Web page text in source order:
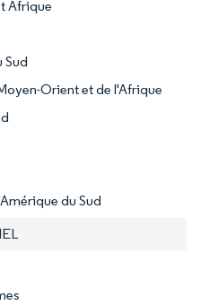
Afrique
Sud
Orient et de l'Afrique
du Sud